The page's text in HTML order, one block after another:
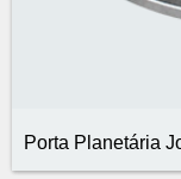
Porta Planetária